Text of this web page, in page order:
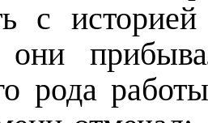
с
они
рода